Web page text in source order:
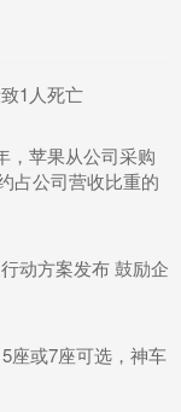
1人死亡
，苹果从公司采购
占公司营收比重的
动方案发布 鼓励企
座或7座可选，神车